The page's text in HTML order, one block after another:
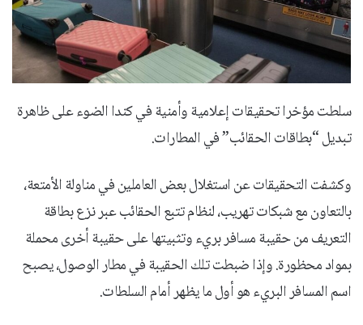
سلطت مؤخرا تحقيقات إعلامية وأمنية في كندا الضوء على ظاهرة
تبديل “بطاقات الحقائب” في المطارات.
وكشفت التحقيقات عن استغلال بعض العاملين في مناولة الأمتعة،
بالتعاون مع شبكات تهريب، لنظام تتبع الحقائب عبر نزع بطاقة
التعريف من حقيبة مسافر بريء وتثبيتها على حقيبة أخرى محملة
بمواد محظورة. وإذا ضبطت تلك الحقيبة في مطار الوصول، يصبح
اسم المسافر البريء هو أول ما يظهر أمام السلطات.